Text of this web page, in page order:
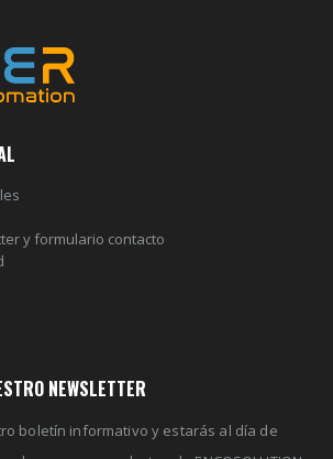
y formulario contacto
NEWSLETTER
boletín informativo y estarás al día de